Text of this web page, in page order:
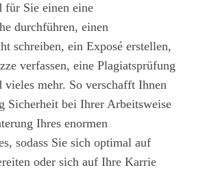
für Sie einen eine
durchführen, einen
schreiben, ein Exposé erstellen,
verfassen, eine Plagiatsprüfung
vieles mehr. So verschafft Ihnen
Sicherheit bei Ihrer Arbeitsweise
Ihres enormen
sodass Sie sich optimal auf
oder sich auf Ihre Karrie